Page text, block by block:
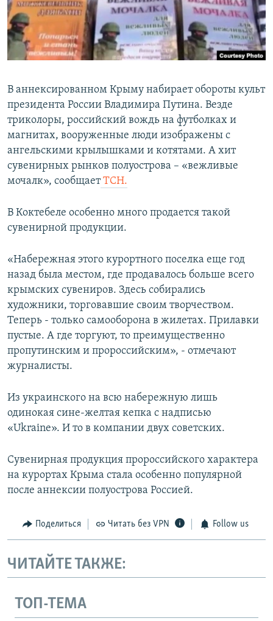
ПОБЕДИТЕЛЕЙ НЕ СУДЯТ?
КРЫМ.НЕПОКОРЕННЫЙ
ELIFBE
ПРИСОЕДИНЯЙТЕСЬ!
Все сайты RFE/RL
В аннексированном Крыму набирает обороты культ
президента России Владимира Путина. Везде
триколоры, российский вождь на футболках и
магнитах, вооруженные люди изображены с
ангельскими крылышками и котятами. А хит
сувенирных рынков полуострова – «вежливые
мочалк», сообщаетТСН.
В Коктебеле особенно много продается такой
сувенирной продукции.
«Набережная этого курортного поселка еще год
назад была местом, где продавалось больше всего
крымских сувениров. Здесь собирались
художники, торговавшие своим творчеством.
Теперь - только самооборона в жилетах. Прилавки
пустые. А где торгуют, то преимущественно
пропутинским и пророссийским», ‑ отмечают
журналисты.
Из украинского на всю набережную лишь
одинокая сине-желтая кепка с надписью
«Ukraine». И то в компании двух советских.
Сувенирная продукция пророссийского характера
на курортах Крыма стала особенно популярной
после аннексии полуострова Россией.
Поделиться Читать без VPN Follow us
ЧИТАЙТЕ ТАКЖЕ:
ТОП-ТЕМА